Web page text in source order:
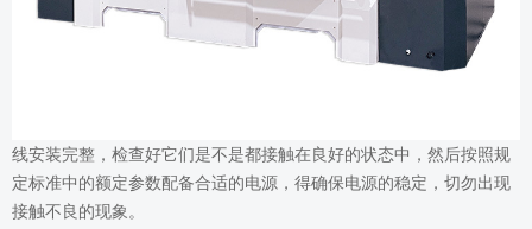
线安装完整，检查好它们是不是都接触在良好的状态中，然后按照规
定标准中的额定参数配备合适的电源，得确保电源的稳定，切勿出现
接触不良的现象。